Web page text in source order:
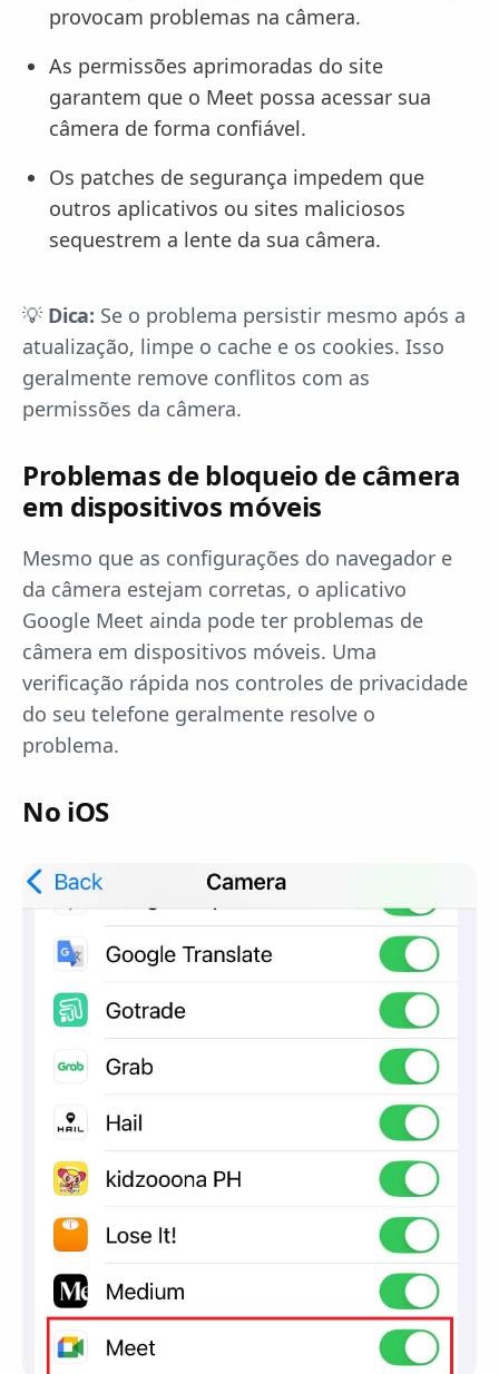
provocam problemas na câmera.
As permissões aprimoradas do site
garantem que o Meet possa acessar sua
câmera de forma confiável.
Os patches de segurança impedem que
outros aplicativos ou sites maliciosos
sequestrem a lente da sua câmera.
💡 Dica: Se o problema persistir mesmo após a
atualização, limpe o cache e os cookies. Isso
geralmente remove conflitos com as
permissões da câmera.
Problemas de bloqueio de câmera
em dispositivos móveis
Mesmo que as configurações do navegador e
da câmera estejam corretas, o aplicativo
Google Meet ainda pode ter problemas de
câmera em dispositivos móveis. Uma
verificação rápida nos controles de privacidade
do seu telefone geralmente resolve o
problema.
No iOS